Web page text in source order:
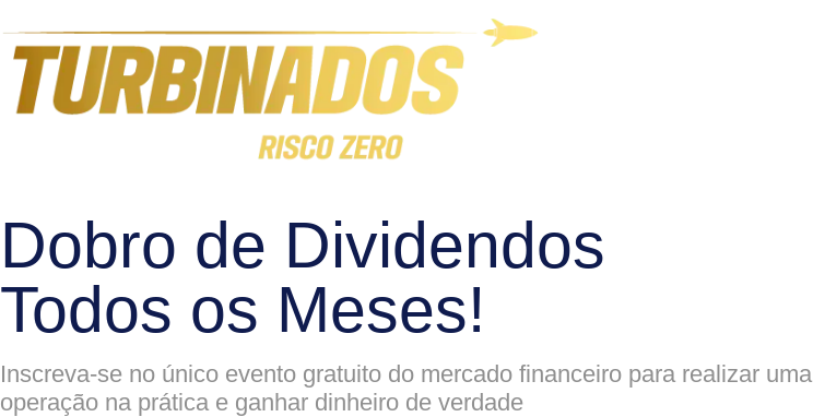
Dobro de Dividendos
Todos os Meses!
Inscreva-se no único evento gratuito do mercado financeiro para realizar uma
operação na prática e ganhar dinheiro de verdade